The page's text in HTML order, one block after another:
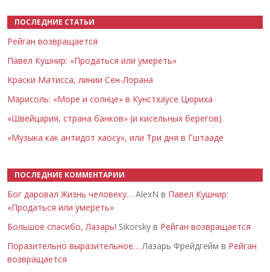
ПОСЛЕДНИЕ СТАТЬИ
Рейган возвращается
Павел Кушнир: «Продаться или умереть»
Краски Матисса, линии Сен-Лорана
Марисоль: «Море и солнце» в Кунстхаусе Цюриха
«Швейцария, страна банков» (и кисельных берегов)
«Музыка как антидот хаосу», или Три дня в Гштааде
ПОСЛЕДНИЕ КОММЕНТАРИИ
Бог даровал Жизнь человеку… AlexN в Павел Кушнир:
«Продаться или умереть»
Большое спасибо, Лазарь! Sikorsky в Рейган возвращается
Поразительно выразительное… Лазарь Фрейдгейм в Рейган
возвращается